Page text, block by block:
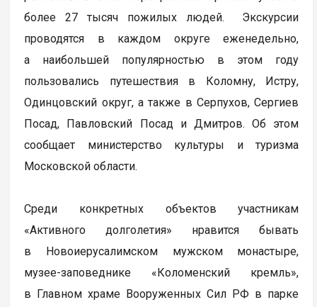
более 27 тысяч пожилых людей. Экскурсии
проводятся в каждом округе еженедельно,
а наибольшей популярностью в этом году
пользовались путешествия в Коломну, Истру,
Одинцовский округ, а также в Серпухов, Сергиев
Посад, Павловский Посад и Дмитров. Об этом
сообщает министерство культуры и туризма
Московской области.
Среди конкретных объектов участникам
«Активного долголетия» нравится бывать
в Новоиерусалимском мужском монастыре,
музее-заповеднике «Коломенский кремль»,
в Главном храме Вооруженных Сил РФ в парке